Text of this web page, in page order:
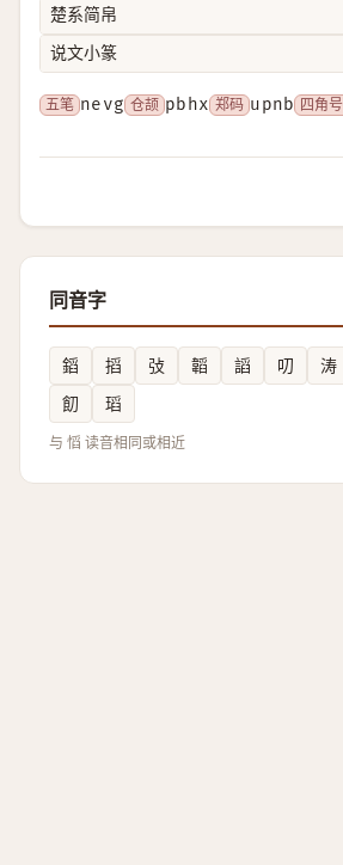
楚系简帛
说文小篆
五笔 nevg 仓颉 pbhx 郑码 upnb 四角
同音字
䤾 搯 㢭 韜 謟 叨 涛
䬢
瑫
与 慆 读音相同或相近